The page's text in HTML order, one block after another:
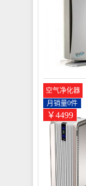
空气净化器
￥4499
月销量0件